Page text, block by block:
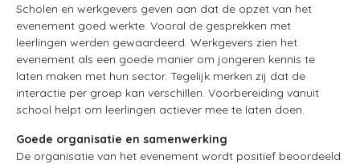
Scholen en werkgevers geven aan dat de opzet van het
evenement goed werkte. Vooral de gesprekken met
leerlingen werden gewaardeerd. Werkgevers zien het
evenement als een goede manier om jongeren kennis te
laten maken met hun sector. Tegelijk merken zij dat de
interactie per groep kan verschillen. Voorbereiding vanuit
school helpt om leerlingen actiever mee te laten doen.
Goede organisatie en samenwerking
De organisatie van het evenement wordt positief beoordeeld.